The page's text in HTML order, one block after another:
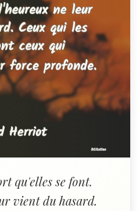
qu'elles se font.
vient du hasard.